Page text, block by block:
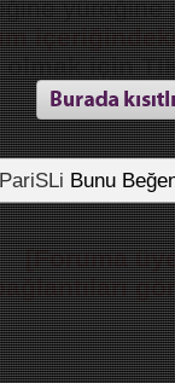
yüreğine
olmak için
PariSLi Bunu
[Foruma